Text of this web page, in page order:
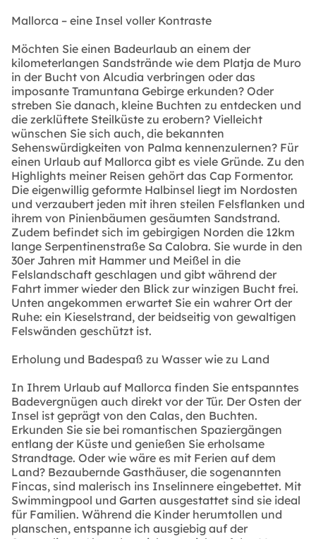
Mallorca – eine Insel voller Kontraste
Möchten Sie einen Badeurlaub an einem der
kilometerlangen Sandstrände wie dem Platja de Muro
in der Bucht von Alcudia verbringen oder das
imposante Tramuntana Gebirge erkunden? Oder
streben Sie danach, kleine Buchten zu entdecken und
die zerklüftete Steilküste zu erobern? Vielleicht
wünschen Sie sich auch, die bekannten
Sehenswürdigkeiten von Palma kennenzulernen? Für
einen Urlaub auf Mallorca gibt es viele Gründe. Zu den
Highlights meiner Reisen gehört das Cap Formentor.
Die eigenwillig geformte Halbinsel liegt im Nordosten
und verzaubert jeden mit ihren steilen Felsflanken und
ihrem von Pinienbäumen gesäumten Sandstrand.
Zudem befindet sich im gebirgigen Norden die 12km
lange Serpentinenstraße Sa Calobra. Sie wurde in den
30er Jahren mit Hammer und Meißel in die
Felslandschaft geschlagen und gibt während der
Fahrt immer wieder den Blick zur winzigen Bucht frei.
Unten angekommen erwartet Sie ein wahrer Ort der
Ruhe: ein Kieselstrand, der beidseitig von gewaltigen
Felswänden geschützt ist.
Erholung und Badespaß zu Wasser wie zu Land
In Ihrem Urlaub auf Mallorca finden Sie entspanntes
Badevergnügen auch direkt vor der Tür. Der Osten der
Insel ist geprägt von den Calas, den Buchten.
Erkunden Sie sie bei romantischen Spaziergängen
entlang der Küste und genießen Sie erholsame
Strandtage. Oder wie wäre es mit Ferien auf dem
Land? Bezaubernde Gasthäuser, die sogenannten
Fincas, sind malerisch ins Inselinnere eingebettet. Mit
Swimmingpool und Garten ausgestattet sind sie ideal
für Familien. Während die Kinder herumtollen und
planschen, entspanne ich ausgiebig auf der